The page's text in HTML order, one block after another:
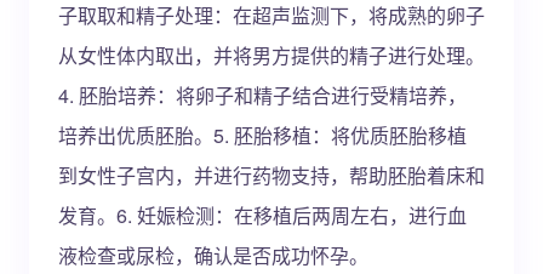
子取取和精子处理：在超声监测下，将成熟的卵子
从女性体内取出，并将男方提供的精子进行处理。
4. 胚胎培养：将卵子和精子结合进行受精培养，
培养出优质胚胎。5. 胚胎移植：将优质胚胎移植
到女性子宫内，并进行药物支持，帮助胚胎着床和
发育。6. 妊娠检测：在移植后两周左右，进行血
液检查或尿检，确认是否成功怀孕。